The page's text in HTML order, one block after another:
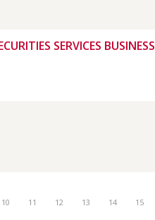
SERVICES BUSINESS
10 11 12 13 14 15